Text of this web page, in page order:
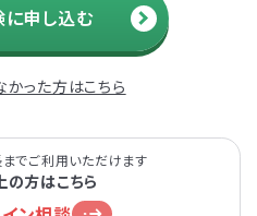
申し込む
った方はこちら
でご利用いただけます
方はこちら